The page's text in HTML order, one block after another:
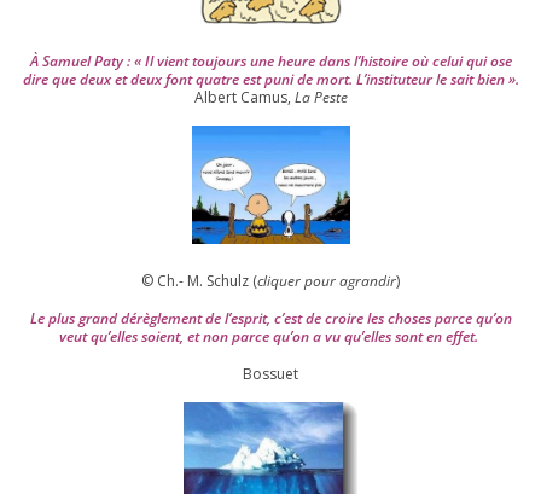
À Samuel Paty : « Il vient tou­jours une heure dans l’his­toire où celui qui ose
dire que deux et deux font quatre est puni de mort. L’instituteur le sait bien ».
Albert Camus, La Peste
© Ch.- M. Schulz (cli­quer pour agran­dir)
Le plus grand dérè­gle­ment de l’es­prit, c’est de croire les choses parce qu’on
veut qu’elles soient, et non parce qu’on a vu qu’elles sont en effet.
Bossuet